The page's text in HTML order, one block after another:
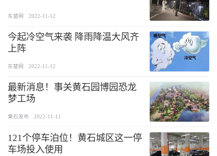
东楚网 2022-11-12
今起冷空气来袭 降雨降温大风齐
上阵
东楚网 2022-11-12
最新消息！事关黄石园博园恐龙
梦工场
黄石发布 2022-11-11
121个停车泊位！黄石城区这一停
车场投入使用